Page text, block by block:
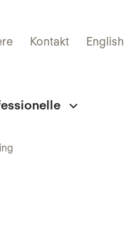
Kontakt English